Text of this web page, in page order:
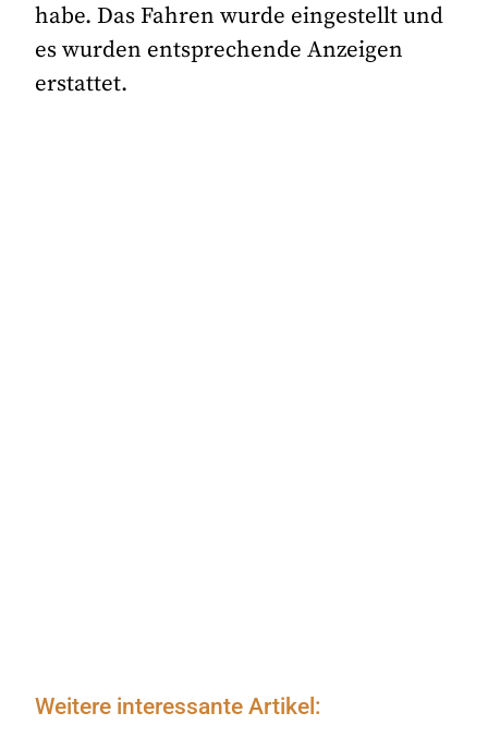
habe. Das Fahren wurde eingestellt und
es wurden entsprechende Anzeigen
erstattet.
Weitere interessante Artikel: